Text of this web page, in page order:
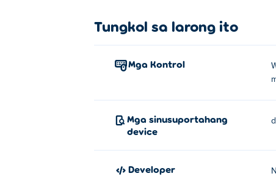
Tungkol sa larong ito
Mga Kontrol
Mga sinusuportahang
device
Developer